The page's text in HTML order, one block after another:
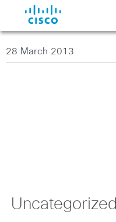
28 March 2013
Uncategorized